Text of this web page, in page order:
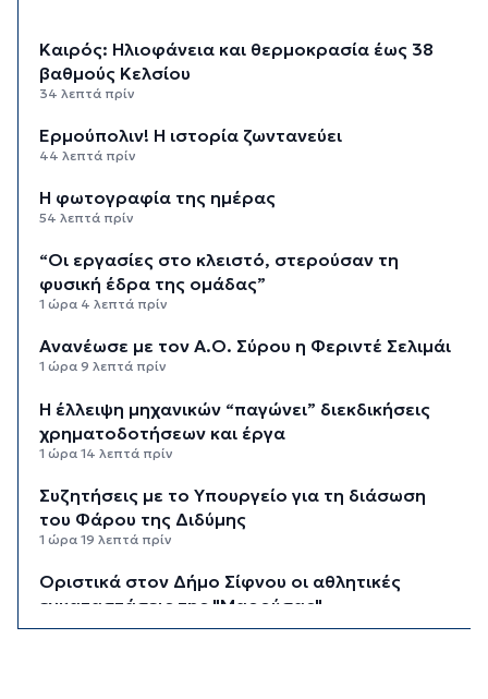
Καιρός: Ηλιοφάνεια και θερμοκρασία έως 38
βαθμούς Κελσίου
34 λεπτά πρίν
Ερμούπολιν! Η ιστορία ζωντανεύει
44 λεπτά πρίν
Η φωτογραφία της ημέρας
54 λεπτά πρίν
“Οι εργασίες στο κλειστό, στερούσαν τη
φυσική έδρα της ομάδας”
1 ώρα 4 λεπτά πρίν
Ανανέωσε με τον Α.Ο. Σύρου η Φεριντέ Σελιμάι
1 ώρα 9 λεπτά πρίν
Η έλλειψη μηχανικών “παγώνει” διεκδικήσεις
χρηματοδοτήσεων και έργα
1 ώρα 14 λεπτά πρίν
Συζητήσεις με το Υπουργείο για τη διάσωση
του Φάρου της Διδύμης
1 ώρα 19 λεπτά πρίν
Οριστικά στον Δήμο Σίφνου οι αθλητικές
εγκαταστάσεις της "Μαρούσας"
1 ώρα 24 λεπτά πρίν